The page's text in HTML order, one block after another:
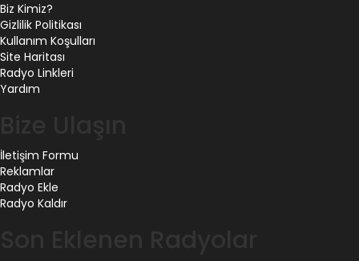
Biz Kimiz?
Gizlilik Politikası
Kullanım Koşulları
Site Haritası
Radyo Linkleri
Yardım
İletişim Formu
Reklamlar
Radyo Ekle
Radyo Kaldır